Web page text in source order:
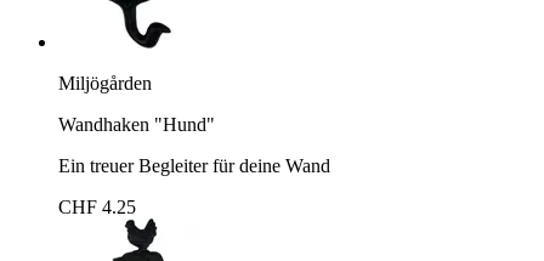
Miljögården
Wandhaken "Hund"
Ein treuer Begleiter für deine Wand
CHF 4.25